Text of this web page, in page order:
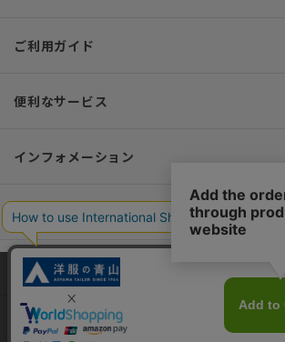
ご利用ガイド
便利なサービス
インフォメーション
おすすめコンテンツ
ポリシー・企業情報
オーダースーツなら SHITATE
当サイトでは、快適な閲覧体験とコンテンツ改善の
しています。閲覧を続けることで、Cookieの使用